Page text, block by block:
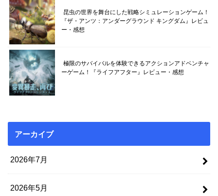
昆虫の世界を舞台にした戦略シミュレーションゲーム！
『ザ・アンツ：アンダーグラウンド キングダム』レビュ
ー・感想
極限のサバイバルを体験できるアクションアドベンチャ
ーゲーム！『ライフアフター』レビュー・感想
アーカイブ
2026年7月
2026年5月